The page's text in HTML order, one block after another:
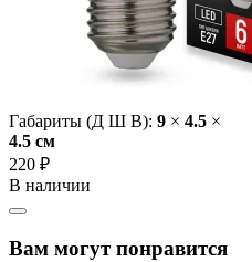
Габариты (Д Ш В): 9 × 4.5 ×
4.5 cм
220 ₽
В наличии
Вам могут понравится